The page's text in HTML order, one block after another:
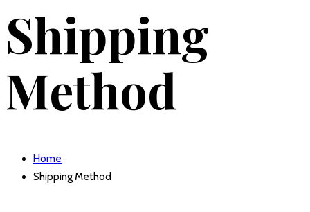
Shipping
Method
Home
Shipping Method